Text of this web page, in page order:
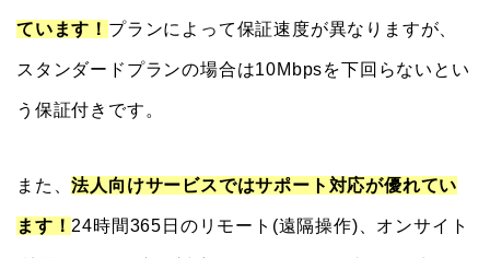
ています！ プランによって保証速度が異なりますが、
スタンダードプランの場合は10Mbpsを下回らないとい
う保証付きです。
また、法人向けサービスではサポート対応が優れてい
ます！ 24時間365日のリモート(遠隔操作)、オンサイト